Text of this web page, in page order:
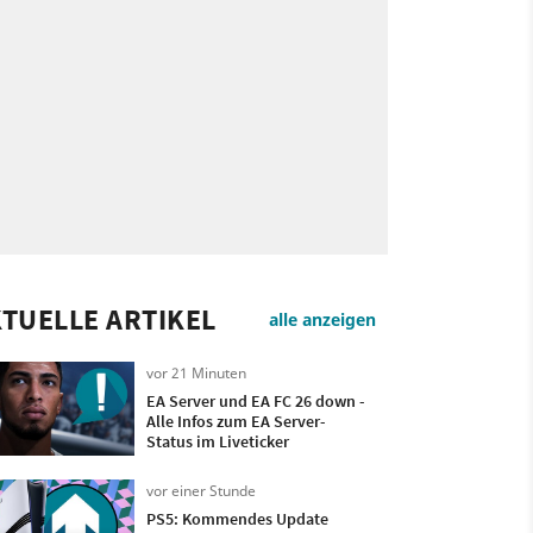
ARTIKEL alle anzeigen
vor 21 Minuten
EA Server und EA FC 26 down -
Alle Infos zum EA Server-
Status im Liveticker
vor einer Stunde
PS5: Kommendes Update